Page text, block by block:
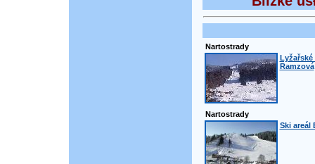
Nartostrady
Lyžařské
Ramzová
Nartostrady
Ski areál